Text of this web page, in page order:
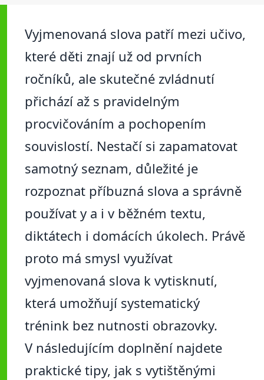
Vyjmenovaná slova patří mezi učivo,
které děti znají už od prvních
ročníků, ale skutečné zvládnutí
přichází až s pravidelným
procvičováním a pochopením
souvislostí. Nestačí si zapamatovat
samotný seznam, důležité je
rozpoznat příbuzná slova a správně
používat y a i v běžném textu,
diktátech i domácích úkolech. Právě
proto má smysl využívat
vyjmenovaná slova k vytisknutí,
která umožňují systematický
trénink bez nutnosti obrazovky.
V následujícím doplnění najdete
praktické tipy, jak s vytištěnými